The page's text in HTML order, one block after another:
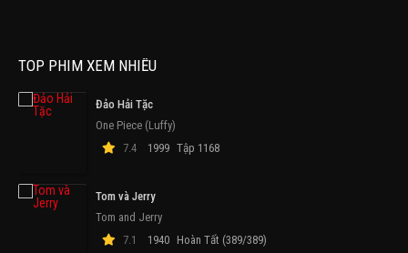
TOP PHIM XEM NHIỀU
Đảo Hải Tặc
One Piece (Luffy)
7.4
1999 Tập 1168
Tom và Jerry
Tom and Jerry
7.1
1940 Hoàn Tất (389/389)